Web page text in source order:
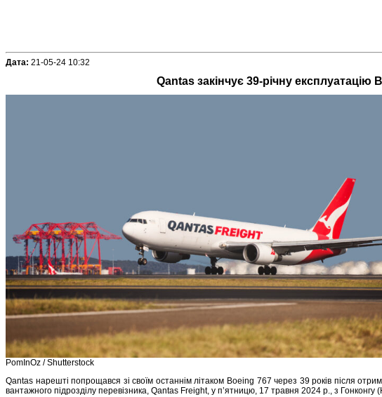
Дата: 21-05-24 10:32
Qantas закінчує 39-річну
PomInOz / Shutterstock
Qantas нарешті попрощався зі своїм останнім літаком Boeing 767 через 39 років після
вантажного підрозділу перевізника, Qantas Freight, у п’ятницю, 17 травня 2024 р., з